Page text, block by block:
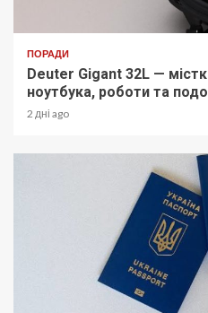
ПОРАДИ
Deuter Gigant 32L —
ноутбука, роботи та
2 дні ago